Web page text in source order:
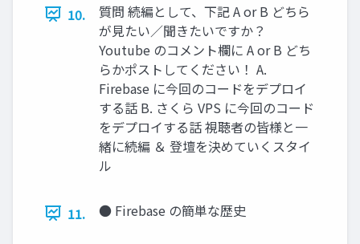
10.
質問 続編として、下記 A or B どちら
が見たい／聞きたいですか？
Youtube のコメント欄に A or B どち
らかポストしてください！ A.
Firebase に今回のコードをデプロイ
する話 B. さくら VPS に今回のコード
をデプロイする話 視聴者の皆様と一
緒に続編 ＆ 登壇を決めていくスタイ
ル
11. ● Firebase の簡単な歴史